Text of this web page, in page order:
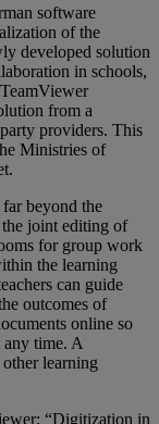
software
of the
developed solution
in schools,
from a
providers. This
Ministries of
beyond the
joint editing of
for group work
the learning
can guide
outcomes of
online so
any time. A
learning
“Digitization in